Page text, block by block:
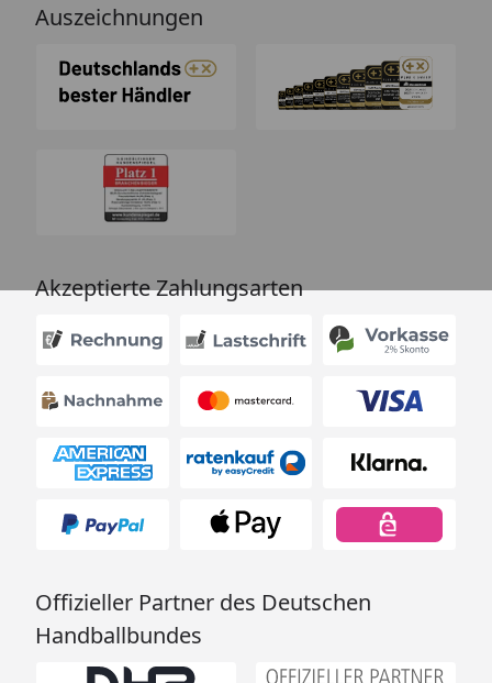
Auszeichnungen
Akzeptierte Zahlungsarten
Offizieller Partner des Deutschen
Handballbundes